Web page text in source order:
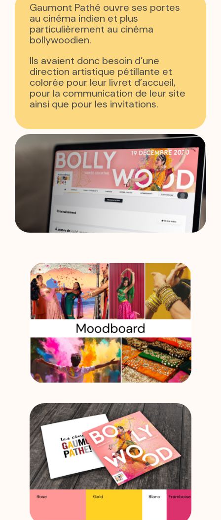
Gaumont Pathé ouvre ses portes
au cinéma indien et plus
particulièrement au cinéma
bollywoodien.
Ils avaient donc besoin d’une
direction artistique pétillante et
colorée pour leur livret d’accueil,
pour la communication de leur site
ainsi que pour les invitations.